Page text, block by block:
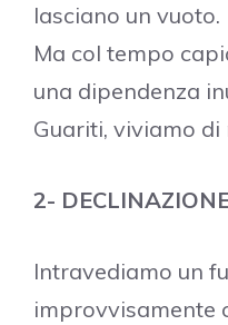
lasciano un vuoto.
Ma col tempo
una dipendenza
Guariti, viviamo di
2-
Intravediamo un
improvvisamente